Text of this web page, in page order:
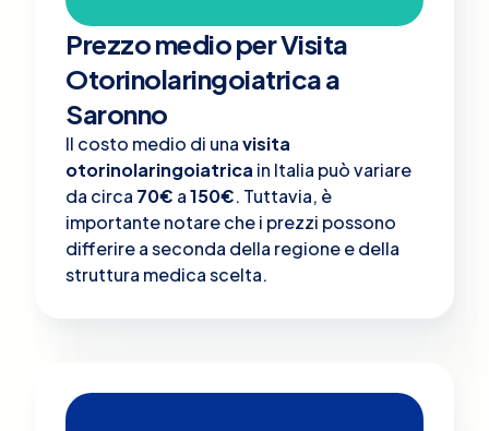
Prezzo medio per Visita
Otorinolaringoiatrica a
Saronno
Il costo medio di unavisita
otorinolaringoiatrica in Italia può variare
da circa 70€ a150€. Tuttavia, è
importante notare che i prezzi possono
differire a seconda della regione e della
struttura medica scelta.